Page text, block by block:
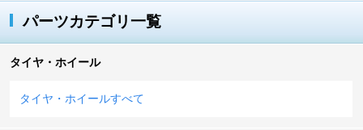
パーツカテゴリ一覧
タイヤ・ホイール
タイヤ・ホイールすべて